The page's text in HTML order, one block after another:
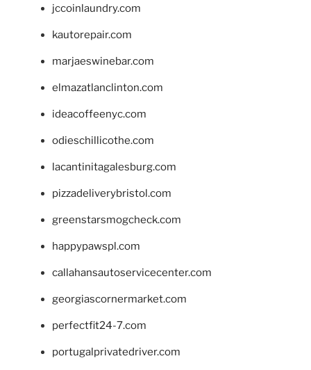
jccoinlaundry.com
kautorepair.com
marjaeswinebar.com
elmazatlanclinton.com
ideacoffeenyc.com
odieschillicothe.com
lacantinitagalesburg.com
pizzadeliverybristol.com
greenstarsmogcheck.com
happypawspl.com
callahansautoservicecenter.com
georgiascornermarket.com
perfectfit24-7.com
portugalprivatedriver.com